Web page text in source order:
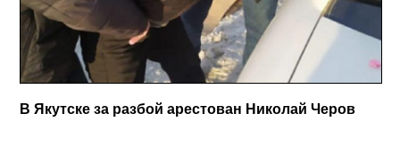
В Якутске за разбой арестован Николай Черов